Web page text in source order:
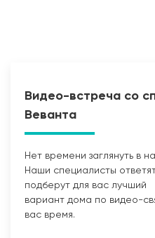
Видео-встреча со
Веванта
Нет времени заглянуть в
Наши специалисты
подберут для вас лучший
вариант дома по видео-
вас время.